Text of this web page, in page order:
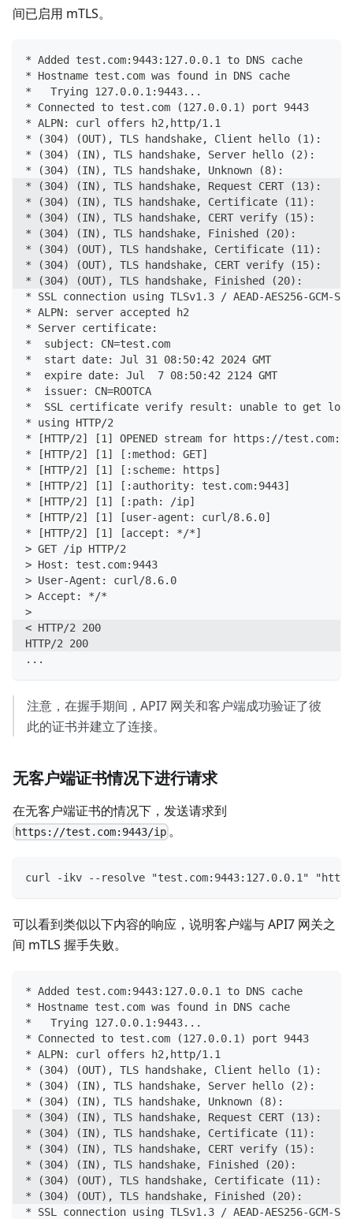
间已启用 mTLS。
* Added test.com:9443:127.0.0.1 to DNS cache
* Hostname test.com was found in DNS cache
*   Trying 127.0.0.1:9443...
* Connected to test.com (127.0.0.1) port 9443
* ALPN: curl offers h2,http/1.1
* (304) (OUT), TLS handshake, Client hello (1):
* (304) (IN), TLS handshake, Server hello (2):
* (304) (IN), TLS handshake, Unknown (8):
* (304) (IN), TLS handshake, Request CERT (13):
* (304) (IN), TLS handshake, Certificate (11):
* (304) (IN), TLS handshake, CERT verify (15):
* (304) (IN), TLS handshake, Finished (20):
* (304) (OUT), TLS handshake, Certificate (11):
* (304) (OUT), TLS handshake, CERT verify (15):
* (304) (OUT), TLS handshake, Finished (20):
* SSL connection using TLSv1.3 / AEAD-AES256-GCM-
* ALPN: server accepted h2
* Server certificate:
*  subject: CN=test.com
*  start date: Jul 31 08:50:42 2024 GMT
*  expire date: Jul  7 08:50:42 2124 GMT
*  issuer: CN=ROOTCA
*  SSL certificate verify result: unable to get
* using HTTP/2
* [HTTP/2] [1] OPENED stream for https://
* [HTTP/2] [1] [:method: GET]
* [HTTP/2] [1] [:scheme: https]
* [HTTP/2] [1] [:authority: test.com:9443]
* [HTTP/2] [1] [:path: /ip]
* [HTTP/2] [1] [user-agent: curl/8.6.0]
* [HTTP/2] [1] [accept: */*]
> GET /ip HTTP/2
> Host: test.com:9443
> User-Agent: curl/8.6.0
> Accept: */*
>
< HTTP/2 200
HTTP/2 200
...
注意，在握手期间，API7 网关和客户端成功验证了彼
此的证书并建立了连接。
无客户端证书情况下进行请求
在无客户端证书的情况下，发送请求到
https://test.com:9443/ip 。
curl -ikv --resolve "test.com:9443:127.0.0.1"
可以看到类似以下内容的响应，说明客户端与 API7 网关之
间 mTLS 握手失败。
* Added test.com:9443:127.0.0.1 to DNS cache
* Hostname test.com was found in DNS cache
*   Trying 127.0.0.1:9443...
* Connected to test.com (127.0.0.1) port 9443
* ALPN: curl offers h2,http/1.1
* (304) (OUT), TLS handshake, Client hello (1):
* (304) (IN), TLS handshake, Server hello (2):
* (304) (IN), TLS handshake, Unknown (8):
* (304) (IN), TLS handshake, Request CERT (13):
* (304) (IN), TLS handshake, Certificate (11):
* (304) (IN), TLS handshake, CERT verify (15):
* (304) (IN), TLS handshake, Finished (20):
* (304) (OUT), TLS handshake, Certificate (11):
* (304) (OUT), TLS handshake, Finished (20):
* SSL connection using TLSv1.3 / AEAD-AES256-GCM-